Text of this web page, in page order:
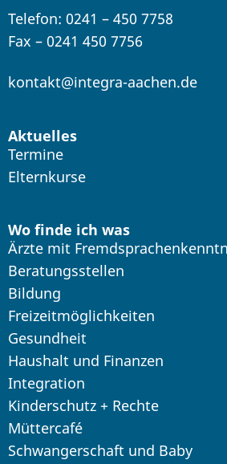
Telefon: 0241 – 450 7758
Fax – 0241 450 7756
kontakt@integra-aachen.de
Aktuelles
Termine
Elternkurse
Wo finde ich was
Ärzte mit
Beratungsstellen
Bildung
Freizeitmöglichkeiten
Gesundheit
Haushalt und Finanzen
Integration
Kinderschutz + Rechte
Müttercafé
Schwangerschaft und Baby